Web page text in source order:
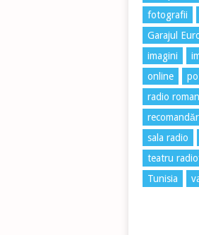
fotografii
Garajul
imagini
online
radio
sala radio
teatru
Tunisia